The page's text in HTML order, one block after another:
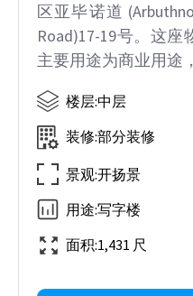
区亚毕诺道
Road)17-19号。这
主要用途为商业用途
楼层:中层
装修:部分装修
景观:开扬景
用途:写字楼
面积:1,431 尺